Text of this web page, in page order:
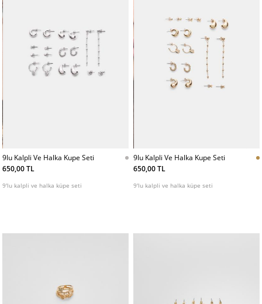
9lu Kalpli Ve Halka Kupe Seti
650,00 TL
9'lu kalpli ve halka küpe seti
9lu Kalpli Ve Halka Kupe Seti
650,00 TL
9'lu kalpli ve halka küpe seti